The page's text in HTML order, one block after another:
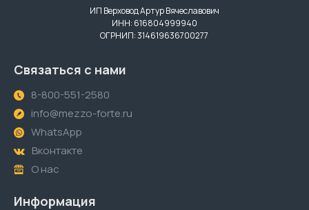
ИП Верховод Артур Вячеславович
ИНН: 616804999940
ОГРНИП: 314619636700277
Связаться с нами
8-800-551-2580
info@mezzo-forte.ru
WhatsApp
Вконтакте
О нас
Информация